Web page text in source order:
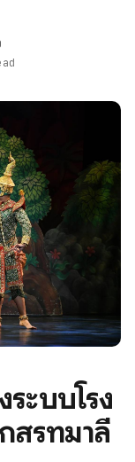
ระบบโรง
สรทมาลี